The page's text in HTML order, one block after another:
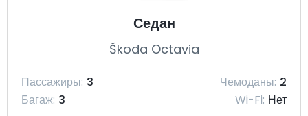
Седан
Škoda Octavia
Пассажиры: 3 Чемоданы: 2
Багаж: 3 Wi-Fi: Нет